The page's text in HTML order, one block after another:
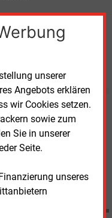
unserer
Angebots erklären
wir Cookies setzen.
sowie zum
Sie in unserer
Seite.
unseres
die Ostsee kann auf dem
wegen Einsprüchen
Freitag, 9.04.2010, 12:09
am Grund der Ostsee
wird, ist angelaufen.